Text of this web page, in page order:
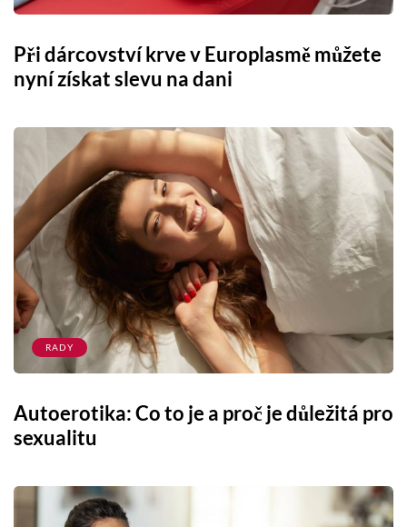
Při dárcovství krve v Europlasmě můžete
nyní získat slevu na dani
RADY
Autoerotika: Co to je a proč je důležitá pro
sexualitu